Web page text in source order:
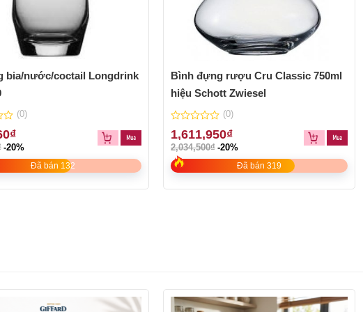
bia/nước/coctail Longdrink
(0)
₫
-20%
Đã bán 132
Bình đựng rượu Cru Classic 750ml
hiệu Schott Zwiesel
0
out
of
5
(0)
1,611,950₫
2,034,500₫ -20%
Đã bán 319